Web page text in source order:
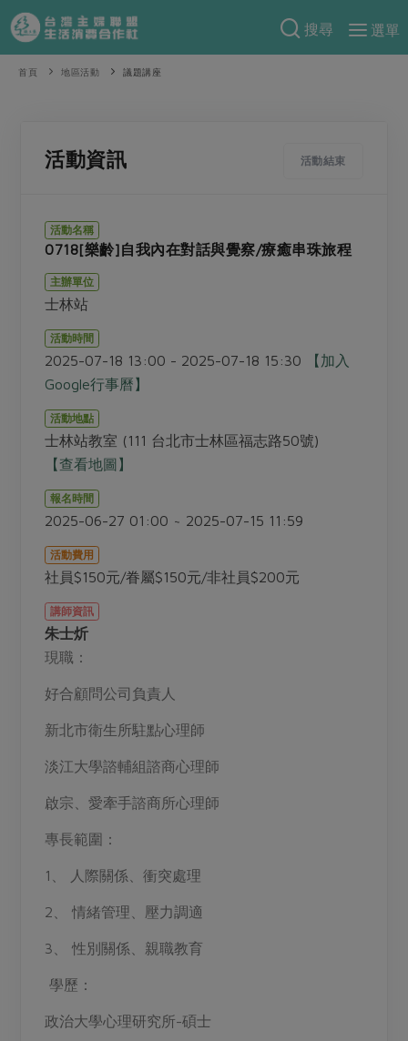
搜尋
選單
產品分類
芽苗類
奶蛋豆・五穀
肉品・水產
畜產肉類
水畜加工品
調理食材・點心
休閒零嘴
居家好物
美妝保養
最新產品
優惠專區
素食專區
食材
麵食
肉食
海鮮
蔬食
蛋料理
料理方式
醬料
湯品．鍋物
漬物
涼拌沙拉
飲品
異國料理
年菜食譜
養身食補
節慶大餐
特別企畫
把最好的台灣味帶回家！
2026年端午節預購圓滿結束
更多預購活動
當季產品
合作25-經典快閃最後一週
合作25-精選產品第四彈
合作25-精選產品第三彈
更多當季產品
主婦聯盟X樂齡網特約優惠案
30%rPET紅烏龍茶
2024農業發展計畫年度報告
更多議題活動
觀點文章
主婦食堂
社內大小事
產品故事
樂齡生活
廚房瑜伽
關注議題
減硝酸鹽
廢核運動 能源議題
減添加物
公益金
更多議題
綠主張月刊
典藏閱覽室
關於合作社
認識合作社
關於我們
合作社組織
員工與求才
產品檢驗
自主把關
檢驗報告
硝酸鹽檢驗
社員權益
合作社法規
社務專區
選舉專區
下載專區
地區活動
社務會議
活動報下載
重要公告
首頁 地區活動 議題講座
活動結束
活動資訊
活動名稱
0718[樂齡]自我內在對話與覺察/療癒串珠旅程
主辦單位
士林站
活動時間
2025-07-18 13:00 - 2025-07-18 15:30
【加入
Google行事曆】
活動地點
士林站教室 (111 台北市士林區福志路50號)
【查看地圖】
報名時間
2025-06-27 01:00 ~ 2025-07-15 11:59
活動費用
社員$150元/眷屬$150元/非社員$200元
講師資訊
朱士炘
現職：
好合顧問公司負責人
新北市衛生所駐點心理師
淡江大學諮輔組諮商心理師
啟宗、愛牽手諮商所心理師
專長範圍：
1、 人際關係、衝突處理
2、 情緒管理、壓力調適
3、 性別關係、親職教育
學歷：
政治大學心理研究所-碩士